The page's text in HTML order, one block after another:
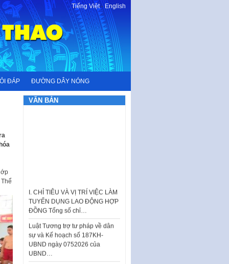
Tiếng Việt-English
ĐÁP ĐƯỜNG DÂY NÓNG
VĂN BẢN
TUYỂN DỤNG LAO ĐỘNG HỢP
ĐỒNG Tổng số chỉ…
Luật Tương trợ tư pháp về dân
sự và Kế hoạch số 187KH-
UBND ngày 0752026 của
UBND…